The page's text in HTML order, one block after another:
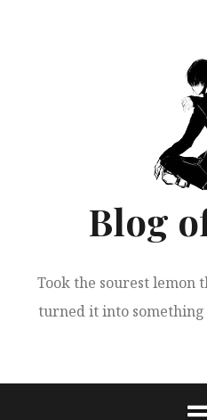
Blog
Took the sourest lemon
turned it into